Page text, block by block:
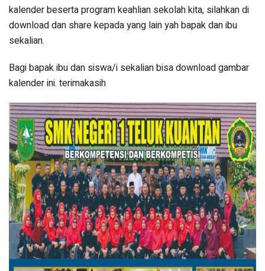
kalender beserta program keahlian sekolah kita, silahkan di
download dan share kepada yang lain yah bapak dan ibu
sekalian.
Bagi bapak ibu dan siswa/i sekalian bisa download gambar
kalender ini. terimakasih